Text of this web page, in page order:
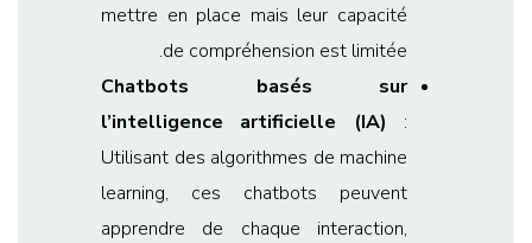
mettre en place mais leur capacité
de compréhension est limitée.
Chatbots basés sur
l’intelligence artificielle (IA) :
Utilisant des algorithmes de machine
learning, ces chatbots peuvent
apprendre de chaque interaction,